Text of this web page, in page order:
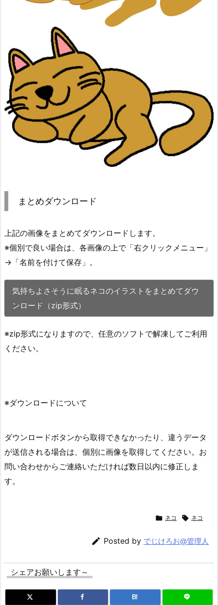
まとめダウンロード
上記の画像をまとめてダウンロードします。
※個別で良い場合は、各画像の上で「右クリックメニュー」
→「名前を付けて保存」。
気持ちよさそうに眠るネコのイラストをまとめてダウ
ンロード（zip形式）
※zip形式になりますので、任意のソフトで解凍してご利用
ください。
※ダウンロードについて
ダウンロードボタンから取得できなかったり、違うデータ
が送信される場合は、個別に画像を取得してください。お
問い合わせからご連絡いただければ数日以内に修正しま
す。
 ネコ  ネコ
 Posted by でじけろお@管理人
シェアお願いします～
B!